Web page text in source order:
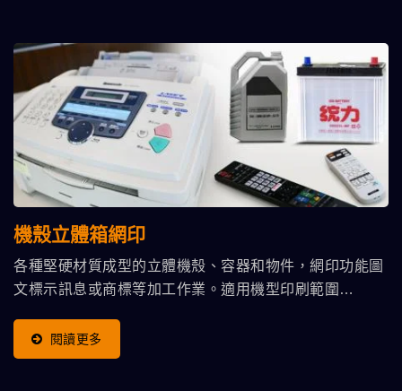
機殼立體箱網印
各種堅硬材質成型的立體機殼、容器和物件，網印功能圖
文標示訊息或商標等加工作業。適用機型印刷範圍
閱讀更多